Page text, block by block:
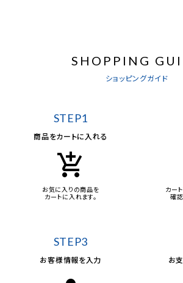
SHOPPING
ショッピングガイド
STEP1
商品をカートに入れる
add_shopping_cart
お気に入りの商品を
カートに入れます。
カー
確認
STEP3
お客様情報を入力 お